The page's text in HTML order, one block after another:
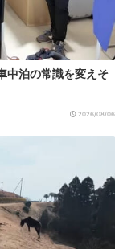
中泊の常識を変えそ
2026/08/06